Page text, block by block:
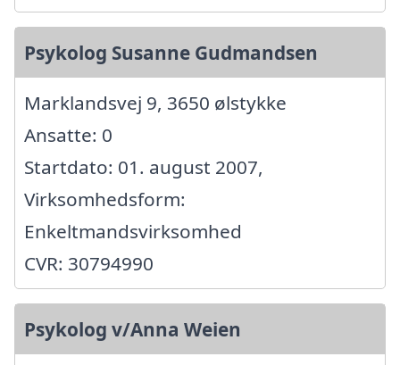
Psykolog Susanne Gudmandsen
Marklandsvej 9, 3650 ølstykke
Ansatte: 0
Startdato: 01. august 2007,
Virksomhedsform:
Enkeltmandsvirksomhed
CVR: 30794990
Psykolog v/Anna Weien